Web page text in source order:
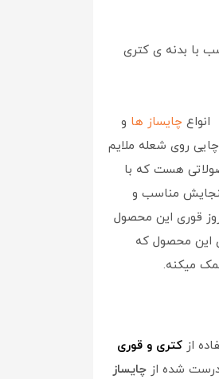
با بدنه ی کتری
چایساز ها و
روی شعله ملایم
هست که با
مناسب و
قوری این محصول
این محصول که
میکنه.
از کتری و قوری
شده از چایساز